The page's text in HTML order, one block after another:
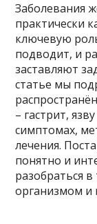
Заболевания
практически
ключевую
подводит, и
заставляют
статье мы
– гастрит,
симптомах,
лечения.
понятно и
разобраться
организмом и